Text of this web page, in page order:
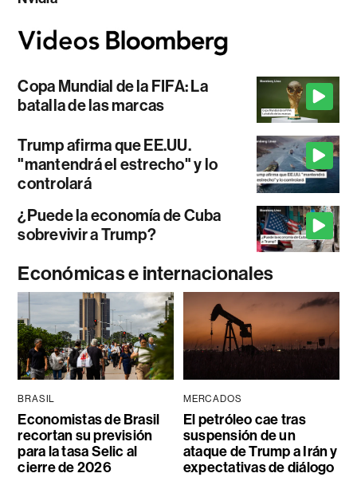
Copa Mundial de la FIFA: La
batalla de las marcas
Trump afirma que EE.UU.
"mantendrá el estrecho" y lo
controlará
¿Puede la economía de Cuba
sobrevivir a Trump?
Económicas e internacionales
BRASIL
Economistas de Brasil
recortan su previsión
para la tasa Selic al
cierre de 2026
MERCADOS
El petróleo cae tras
suspensión de un
ataque de Trump a Irán y
expectativas de diálogo